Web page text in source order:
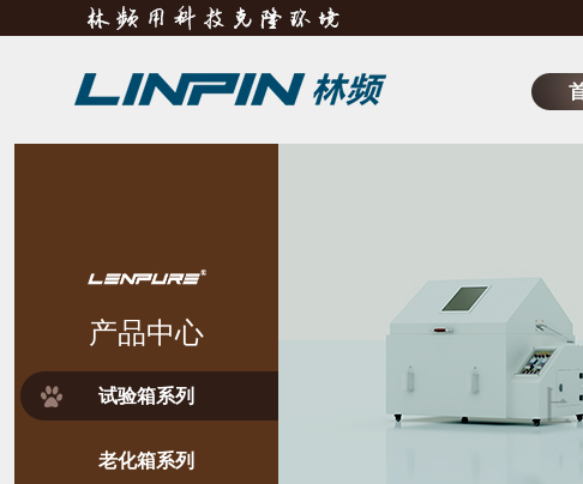
产品中心
试验箱系列
老化箱系列